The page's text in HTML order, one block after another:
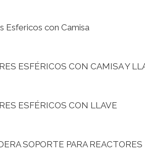
Esfericos con Camisa
ESFÉRICOS CON CAMISA Y
ESFÉRICOS CON LLAVE
SOPORTE PARA REACTORES